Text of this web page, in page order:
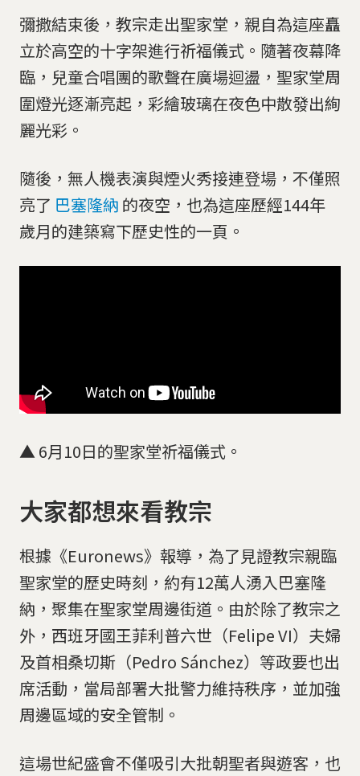
彌撒結束後，教宗走出聖家堂，親自為這座矗
立於高空的十字架進行祈福儀式。隨著夜幕降
臨，兒童合唱團的歌聲在廣場迴盪，聖家堂周
圍燈光逐漸亮起，彩繪玻璃在夜色中散發出絢
麗光彩。
隨後，無人機表演與煙火秀接連登場，不僅照
亮了 巴塞隆納 的夜空，也為這座歷經144年
歲月的建築寫下歷史性的一頁。
▲ 6月10日的聖家堂祈福儀式。
大家都想來看教宗
根據《Euronews》報導，為了見證教宗親臨
聖家堂的歷史時刻，約有12萬人湧入巴塞隆
納，聚集在聖家堂周邊街道。由於除了教宗之
外，西班牙國王菲利普六世（Felipe VI）夫婦
及首相桑切斯（Pedro Sánchez）等政要也出
席活動，當局部署大批警力維持秩序，並加強
周邊區域的安全管制。
這場世紀盛會不僅吸引大批朝聖者與遊客，也